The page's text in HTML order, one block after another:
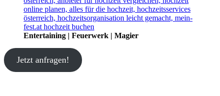
Entertaining | Feuerwerk | Magier
Jetzt anfragen!